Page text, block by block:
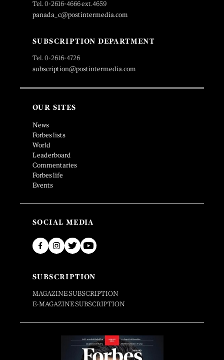
Tel. 0-2616-4666 ext.4659
panada_c@postintermedia.com
SUBSCRIPTION DEPARTMENT
Tel. 0-2616-4726
subscription@postintermedia.com
OUR SITES
News
Forbes lists
World
Leaderboard
Commentaries
Forbes life
Events
SOCIAL MEDIA
SUBSCRIPTION
MAGAZINE SUBSCRIPTION
E-MAGAZINE SUBSCRIPTION